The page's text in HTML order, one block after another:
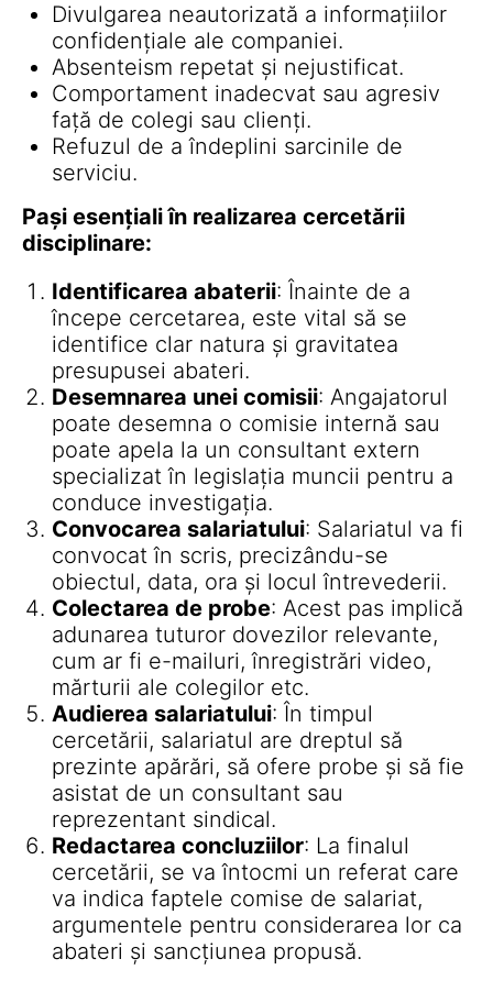
Divulgarea neautorizată a informațiilor
confidențiale ale companiei.
Absenteism repetat și nejustificat.
Comportament inadecvat sau agresiv
față de colegi sau clienți.
Refuzul de a îndeplini sarcinile de
serviciu.
Pași esențiali în realizarea cercetării
disciplinare:
Identificarea abaterii: Înainte de a
începe cercetarea, este vital să se
identifice clar natura și gravitatea
presupusei abateri.
Desemnarea unei comisii: Angajatorul
poate desemna o comisie internă sau
poate apela la un consultant extern
specializat în legislația muncii pentru a
conduce investigația.
Convocarea salariatului: Salariatul va fi
convocat în scris, precizându-se
obiectul, data, ora și locul întrevederii.
Colectarea de probe: Acest pas implică
adunarea tuturor dovezilor relevante,
cum ar fi e-mailuri, înregistrări video,
mărturii ale colegilor etc.
Audierea salariatului: În timpul
cercetării, salariatul are dreptul să
prezinte apărări, să ofere probe și să fie
asistat de un consultant sau
reprezentant sindical.
Redactarea concluziilor: La finalul
cercetării, se va întocmi un referat care
va indica faptele comise de salariat,
argumentele pentru considerarea lor ca
abateri și sancțiunea propusă.